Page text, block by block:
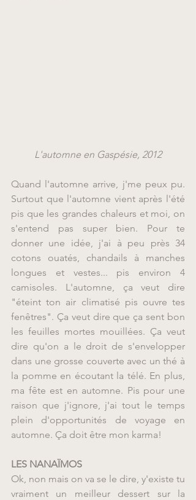
L'automne en Gaspésie, 2012
Quand l'automne arrive, j'me peux pu.
Surtout que l'automne vient après l'été
pis que les grandes chaleurs et moi, on
s'entend pas super bien. Pour te
donner une idée, j'ai à peu près 34
cotons ouatés, chandails à manches
longues et vestes... pis environ 4
camisoles. L'automne, ça veut dire
"éteint ton air climatisé pis ouvre tes
fenêtres". Ça veut dire que ça sent bon
les feuilles mortes mouillées. Ça veut
dire qu'on a le droit de s'envelopper
dans une grosse couverte avec un thé à
la pomme en écoutant la télé. En plus,
ma fête est en automne. Pis pour une
raison que j'ignore, j'ai tout le temps
plein d'opportunités de voyage en
automne. Ça doit être mon karma!
LES NANAÏMOS
Ok, non mais on va se le dire, y'existe tu
vraiment un meilleur dessert sur la